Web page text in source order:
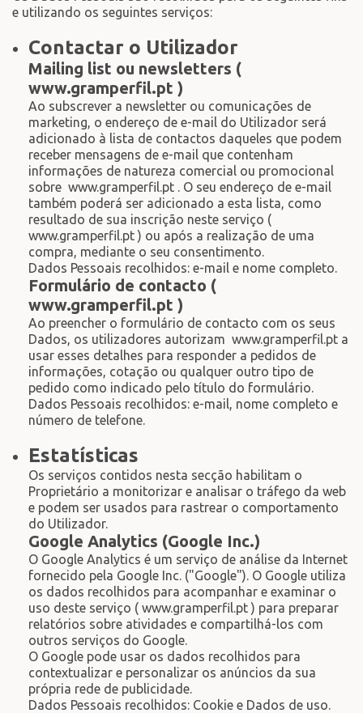
e utilizando os seguintes serviços:
Contactar o Utilizador
Mailing list ou newsletters (
www.gramperfil.pt )
Ao subscrever a newsletter ou comunicações de
marketing, o endereço de e-mail do Utilizador será
adicionado à lista de contactos daqueles que podem
receber mensagens de e-mail que contenham
informações de natureza comercial ou promocional
sobre www.gramperfil.pt . O seu endereço de e-mail
também poderá ser adicionado a esta lista, como
resultado de sua inscrição neste serviço (
www.gramperfil.pt ) ou após a realização de uma
compra, mediante o seu consentimento.
Dados Pessoais recolhidos: e-mail e nome completo.
Formulário de contacto (
www.gramperfil.pt )
Ao preencher o formulário de contacto com os seus
Dados, os utilizadores autorizam www.gramperfil.pt a
usar esses detalhes para responder a pedidos de
informações, cotação ou qualquer outro tipo de
pedido como indicado pelo título do formulário.
Dados Pessoais recolhidos: e-mail, nome completo e
número de telefone.
Estatísticas
Os serviços contidos nesta secção habilitam o
Proprietário a monitorizar e analisar o tráfego da web
e podem ser usados para rastrear o comportamento
do Utilizador.
Google Analytics (Google Inc.)
O Google Analytics é um serviço de análise da Internet
fornecido pela Google Inc. ("Google"). O Google utiliza
os dados recolhidos para acompanhar e examinar o
uso deste serviço ( www.gramperfil.pt ) para preparar
relatórios sobre atividades e compartilhá-los com
outros serviços do Google.
O Google pode usar os dados recolhidos para
contextualizar e personalizar os anúncios da sua
própria rede de publicidade.
Dados Pessoais recolhidos: Cookie e Dados de uso.